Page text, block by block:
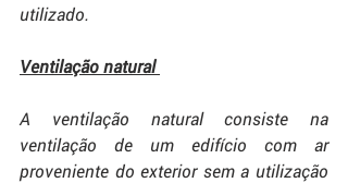
utilizado.
Ventilação natural
A ventilação natural consiste na
ventilação de um edifício com ar
proveniente do exterior sem a utilização